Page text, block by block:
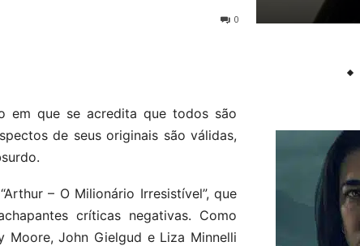
0
em que se acredita que todos são
de seus originais são válidas,
– O Milionário Irresistível”, que
críticas negativas. Como
Moore, John Gielgud e Liza Minnelli